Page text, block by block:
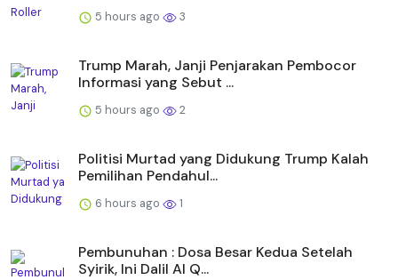
5 hours ago 3
Trump Marah, Janji Penjarakan Pembocor
Informasi yang Sebut ...
5 hours ago 2
Politisi Murtad yang Didukung Trump Kalah
Pemilihan Pendahul...
6 hours ago 1
Pembunuhan : Dosa Besar Kedua Setelah
Syirik, Ini Dalil Al Q...